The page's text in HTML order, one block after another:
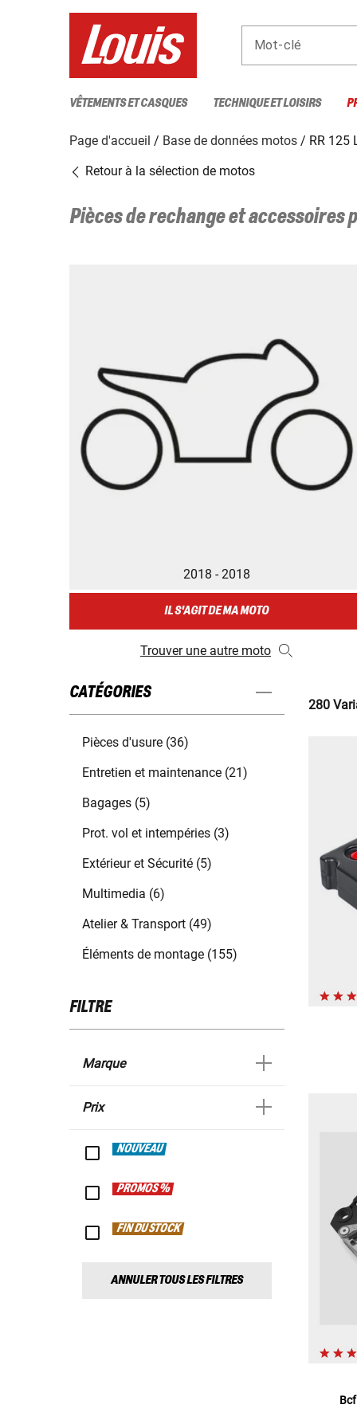
Mot-clé
VÊTEMENTS ET CASQUES TECHNIQUE ET LOISIRS
Page d'accueil Base de données motos
RR 125
Retour à la sélection de motos
Pièces de rechange et accessoires
2018 - 2018
IL S'AGIT DE MA MOTO
Trouver une autre moto
CATÉGORIES
Pièces d'usure (36)
Entretien et maintenance (21)
Bagages (5)
Prot. vol et intempéries (3)
Extérieur et Sécurité (5)
Multimedia (6)
Atelier & Transport (49)
Éléments de montage (155)
FILTRE
Marque
Prix
NOUVEAU
PROMOS %
FIN DU STOCK
ANNULER TOUS LES FILTRES
280